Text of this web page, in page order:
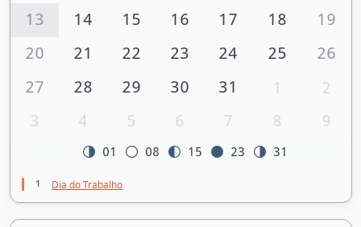
13
14 15 16 17 18
19
20
21 22 23 24 25
26
27
28 29 30 31 1
2
3
4 5 6 7 8 9
01 08 15 23 31
1 Dia do Trabalho